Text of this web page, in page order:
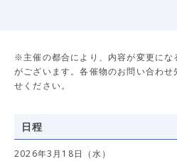
※主催の都合により、内容が変更にな
がございます。各催物のお問い合わ
せください。
日程
2026年3月18日（水）